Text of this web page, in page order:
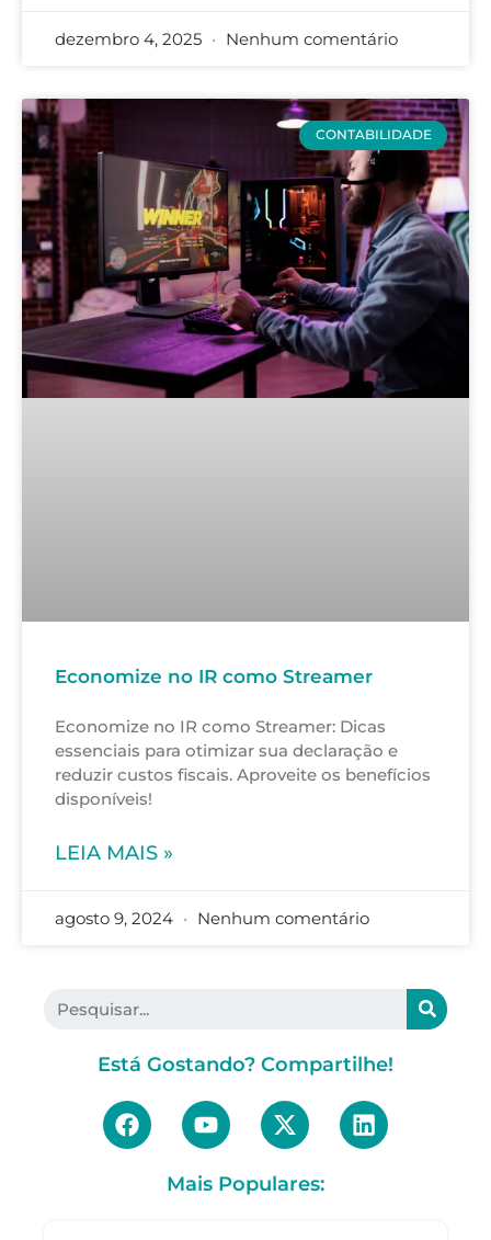
dezembro 4, 2025 Nenhum comentário
CONTABILIDADE
Economize no IR como Streamer
Economize no IR como Streamer: Dicas
essenciais para otimizar sua declaração e
reduzir custos fiscais. Aproveite os benefícios
disponíveis!
LEIA MAIS »
agosto 9, 2024 Nenhum comentário
Está Gostando? Compartilhe!
Mais Populares: